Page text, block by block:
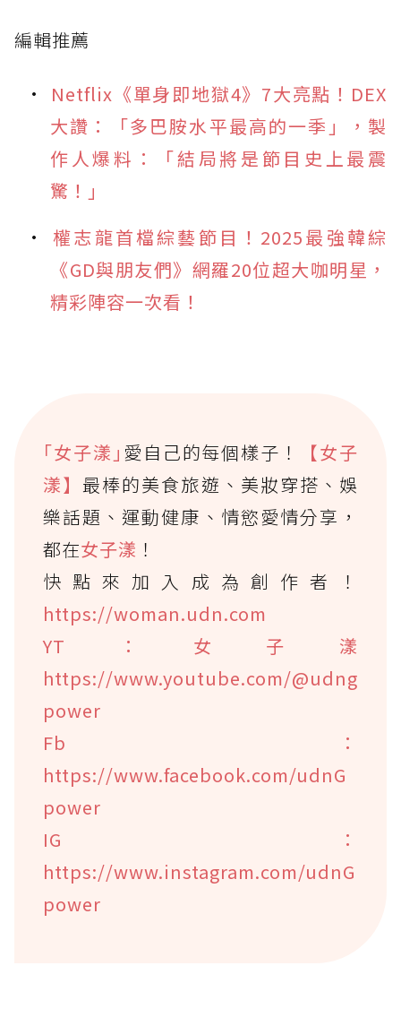
編輯推薦
Netflix《單身即地獄4》7大亮點！DEX
大讚：「多巴胺水平最高的一季」，製
作人爆料：「結局將是節目史上最震
驚！」
權志龍首檔綜藝節目！2025最強韓綜
《GD與朋友們》網羅20位超大咖明星，
精彩陣容一次看！
｢女子漾｣ 愛自己的每個樣子！
【女子
漾】 最棒的美食旅遊、美妝穿搭、娛
樂話題、運動健康、情慾愛情分享，
都在女子漾 ！
快點來加入成為創作者！
https://woman.udn.com
YT：女子漾
https://www.youtube.com/@udng
power
Fb：
https://www.facebook.com/udnG
power
IG：
https://www.instagram.com/udnG
power